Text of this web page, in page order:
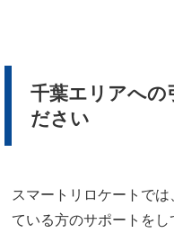
千葉エリアへの
ださい
スマートリロケートで
ている方のサポートをし